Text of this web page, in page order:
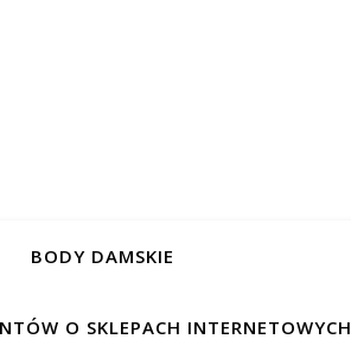
BODY DAMSKIE
O SKLEPACH INTERNETOWYCH